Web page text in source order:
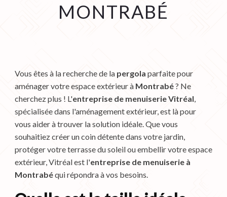
MONTRABÉ
Vous êtes à la recherche de la pergola parfaite pour
aménager votre espace extérieur à Montrabé? Ne
cherchez plus ! L'entreprise de menuiserie Vitréal,
spécialisée dans l'aménagement extérieur, est là pour
vous aider à trouver la solution idéale. Que vous
souhaitiez créer un coin détente dans votre jardin,
protéger votre terrasse du soleil ou embellir votre espace
extérieur, Vitréal est l'entreprise de menuiserie à
Montrabéqui répondra à vos besoins.